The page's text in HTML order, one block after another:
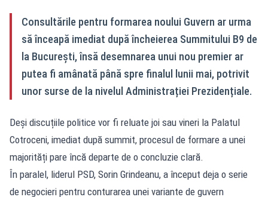
Consultările pentru formarea noului Guvern ar urma
să înceapă imediat după încheierea Summitului B9 de
la București, însă desemnarea unui nou premier ar
putea fi amânată până spre finalul lunii mai, potrivit
unor surse de la nivelul Administrației Prezidențiale.
Deși discuțiile politice vor fi reluate joi sau vineri la Palatul
Cotroceni, imediat după summit, procesul de formare a unei
majorități pare încă departe de o concluzie clară.
În paralel, liderul PSD, Sorin Grindeanu, a început deja o serie
de negocieri pentru conturarea unei variante de guvern